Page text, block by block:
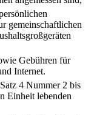
gemeinschaftlichen
Gebühren für
Internet.
4 Nummer 2 bis
Einheit lebenden